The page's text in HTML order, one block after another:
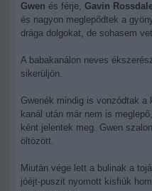
Gwen és férje, Gavin
és nagyon meglepődtek a
drága dolgokat, de sohasem
A babakanálon neves
sikerüljön.
Gwenék mindig is vonzódtak
kanál után már nem is
ként jelentek meg. Gwen
öltözött.
Miután vége lett a bulinak a
jóéjt-puszit nyomott kisfiúk